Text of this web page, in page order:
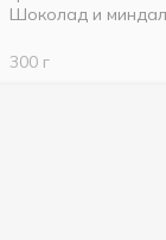
Шоколад и
300 г